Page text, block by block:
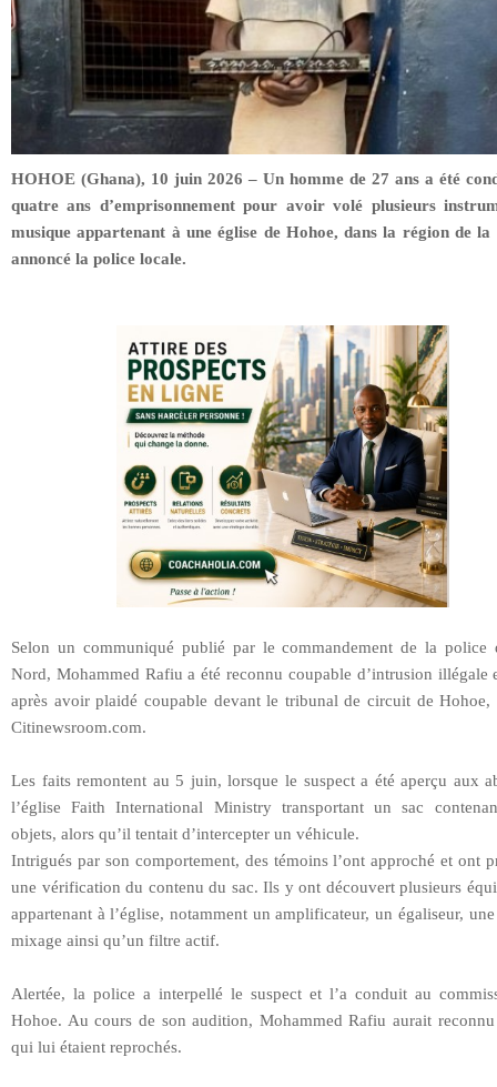
HOHOE (Ghana), 10 juin 2026 – Un homme de 27 ans a été
quatre ans d’emprisonnement pour avoir volé plusieurs
musique appartenant à une église de Hohoe, dans la région de
annoncé la police locale.
Selon un communiqué publié par le commandement de la police
Nord, Mohammed Rafiu a été reconnu coupable d’intrusion illégale
après avoir plaidé coupable devant le tribunal de circuit de Hohoe,
Citinewsroom.com.
Les faits remontent au 5 juin, lorsque le suspect a été aperçu aux
l’église Faith International Ministry transportant un sac
objets, alors qu’il tentait d’intercepter un véhicule.
Intrigués par son comportement, des témoins l’ont approché et ont
une vérification du contenu du sac. Ils y ont découvert plusieurs
appartenant à l’église, notamment un amplificateur, un égaliseur,
mixage ainsi qu’un filtre actif.
Alertée, la police a interpellé le suspect et l’a conduit au
Hohoe. Au cours de son audition, Mohammed Rafiu aurait
qui lui étaient reprochés.